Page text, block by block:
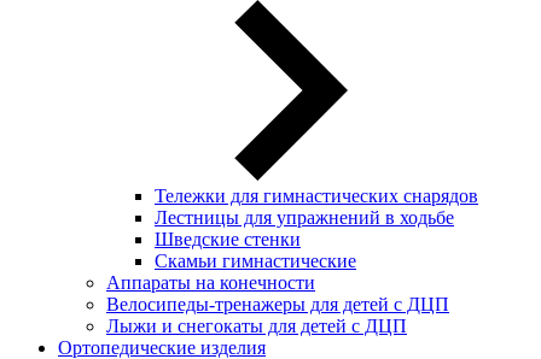
Тележки для гимнастических снарядов
Лестницы для упражнений в ходьбе
Шведские стенки
Скамьи гимнастические
Аппараты на конечности
Велосипеды-тренажеры для детей с ДЦП
Лыжи и снегокаты для детей с ДЦП
Ортопедические изделия